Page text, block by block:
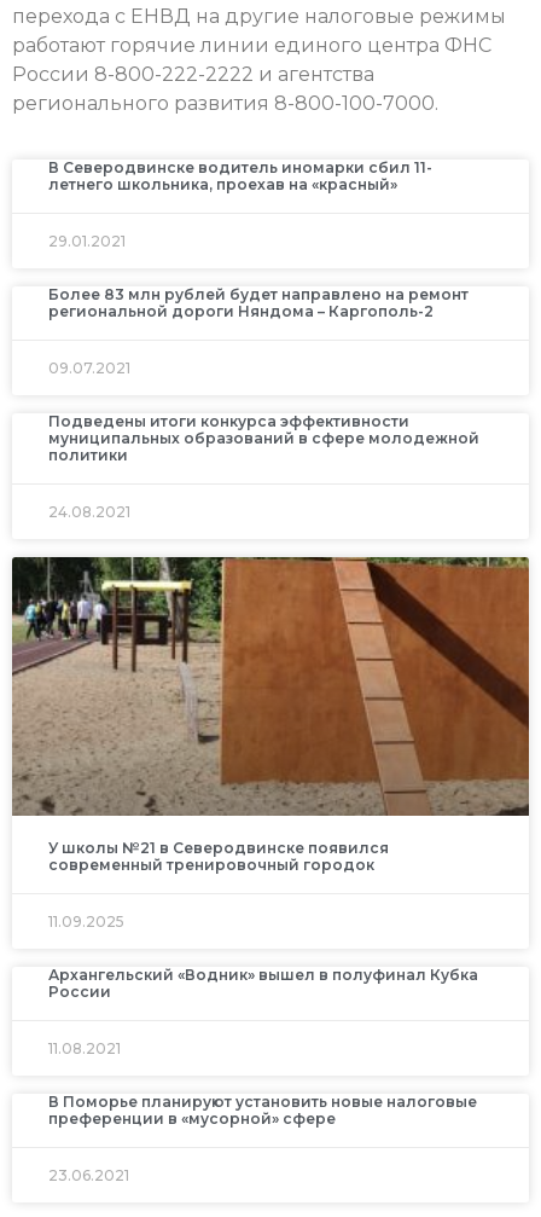
перехода с ЕНВД на другие налоговые режимы
работают горячие линии единого центра ФНС
России 8-800-222-2222 и агентства
регионального развития 8-800-100-7000.
В Северодвинске водитель иномарки сбил 11-
летнего школьника, проехав на «красный»
29.01.2021
Более 83 млн рублей будет направлено на ремонт
региональной дороги Няндома – Каргополь-2
09.07.2021
Подведены итоги конкурса эффективности
муниципальных образований в сфере молодежной
политики
24.08.2021
У школы №21 в Северодвинске появился
современный тренировочный городок
11.09.2025
Архангельский «Водник» вышел в полуфинал Кубка
России
11.08.2021
В Поморье планируют установить новые налоговые
преференции в «мусорной» сфере
23.06.2021